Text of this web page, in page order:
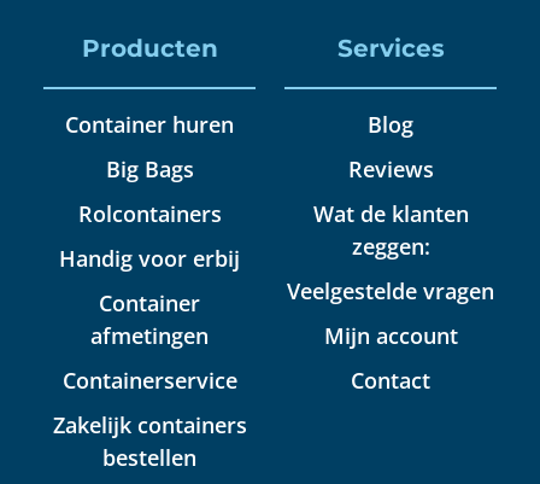
Producten
Container huren
Big Bags
Rolcontainers
Handig voor erbij
Container
afmetingen
Containerservice
Zakelijk containers
bestellen
Services
Blog
Reviews
Wat de klanten
zeggen:
Veelgestelde vragen
Mijn account
Contact